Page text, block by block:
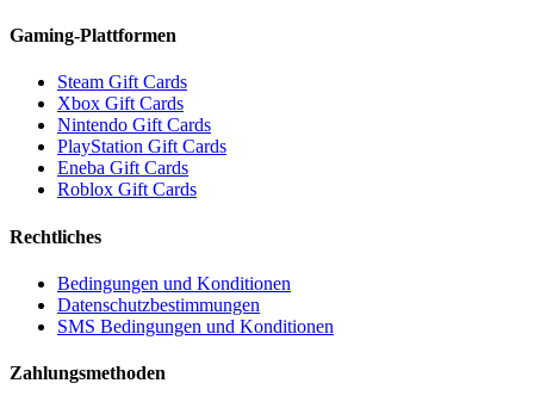
Gaming-Plattformen
Steam Gift Cards
Xbox Gift Cards
Nintendo Gift Cards
PlayStation Gift Cards
Eneba Gift Cards
Roblox Gift Cards
Rechtliches
Bedingungen und Konditionen
Datenschutzbestimmungen
SMS Bedingungen und Konditionen
Zahlungsmethoden